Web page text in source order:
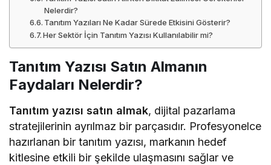
Nelerdir?
Tanıtım Yazıları Ne Kadar Sürede Etkisini Gösterir?
Her Sektör İçin Tanıtım Yazısı Kullanılabilir mi?
Tanıtım Yazısı Satın Almanın
Faydaları Nelerdir?
Tanıtım yazısı satın almak, dijital pazarlama
stratejilerinin ayrılmaz bir parçasıdır. Profesyonelce
hazırlanan bir tanıtım yazısı, markanın hedef
kitlesine etkili bir şekilde ulaşmasını sağlar ve